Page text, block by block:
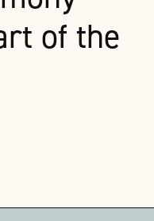
of the